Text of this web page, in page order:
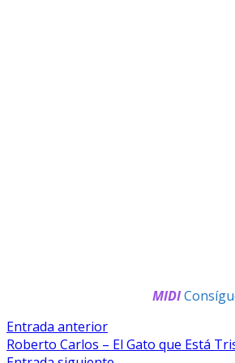
MIDI
Navegación
De
Entrada anteriorEntrada
anterior:
Roberto Carlos – El Gato que Está